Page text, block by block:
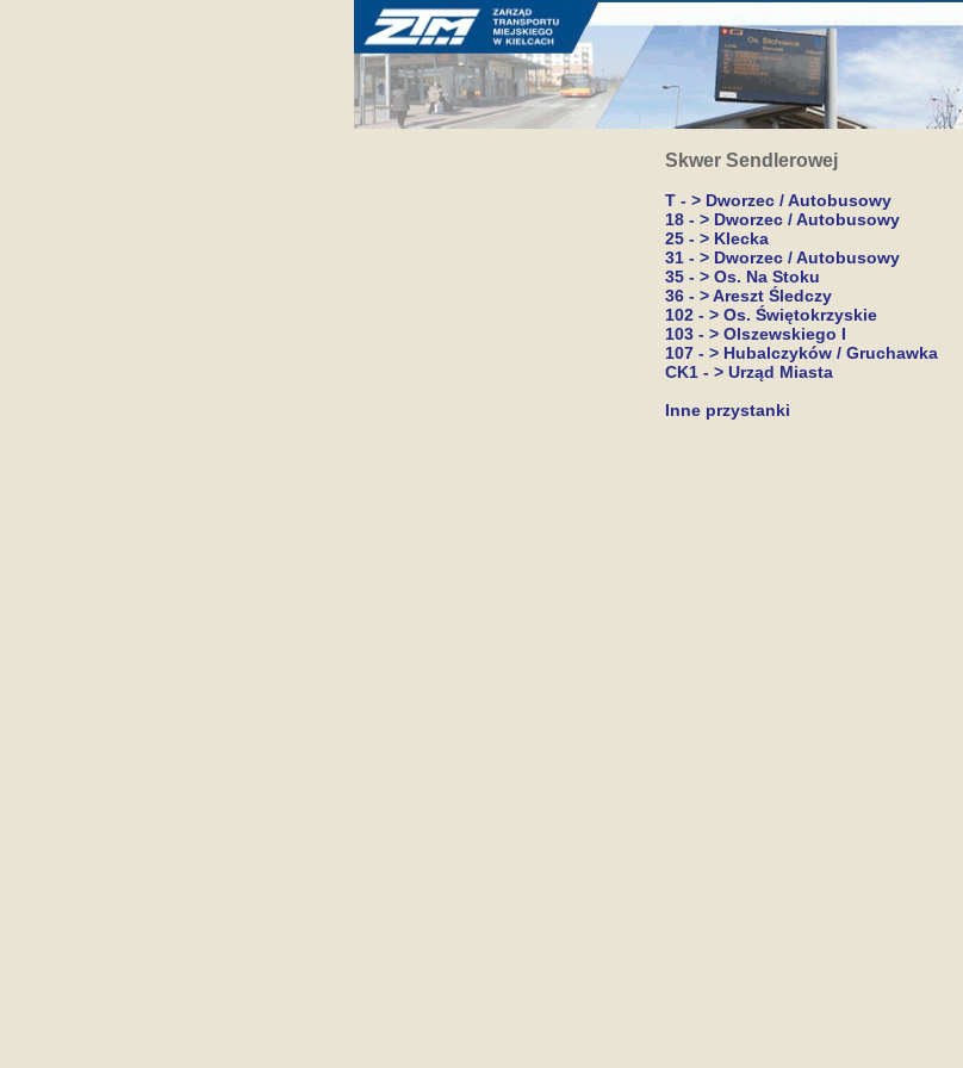
Skwer Sendlerowej
T - > Dworzec / Autobusowy
18 - > Dworzec / Autobusowy
25 - > Klecka
31 - > Dworzec / Autobusowy
35 - > Os. Na Stoku
36 - > Areszt Śledczy
102 - > Os. Świętokrzyskie
103 - > Olszewskiego I
107 - > Hubalczyków / Gruchawka
CK1 - > Urząd Miasta
Inne przystanki